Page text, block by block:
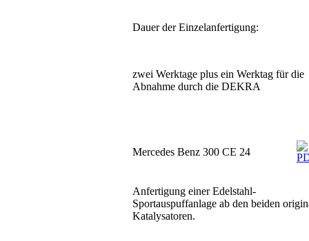
Dauer der Einzelanfertigung:
zwei Werktage plus ein Werktag für die
Abnahme durch die DEKRA
Mercedes Benz 300 CE 24
Anfertigung einer Edelstahl-
Sportauspuffanlage ab den beiden
Katalysatoren.